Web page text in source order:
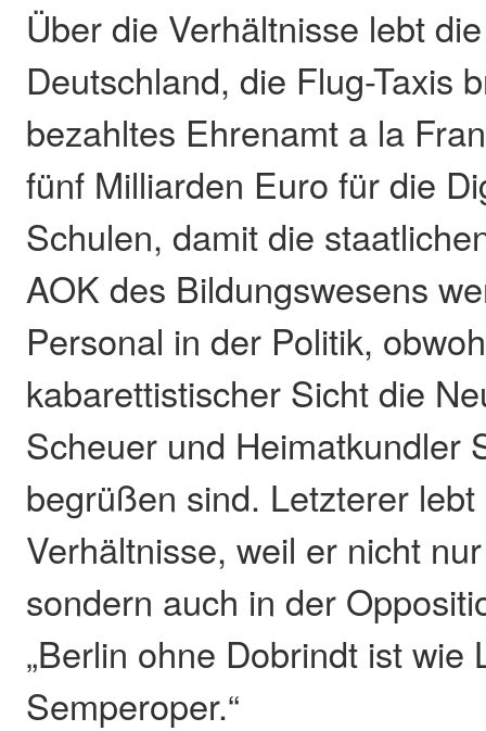
Über die Verhältnisse lebt
Deutschland, die Flug-Taxis
bezahltes Ehrenamt a la
fünf Milliarden Euro für die
Schulen, damit die
AOK des Bildungswesens
Personal in der Politik,
kabarettistischer Sicht die
Scheuer und Heimatkundler
begrüßen sind. Letzterer
Verhältnisse, weil er nicht
sondern auch in der
„Berlin ohne Dobrindt ist wie
Semperoper.“